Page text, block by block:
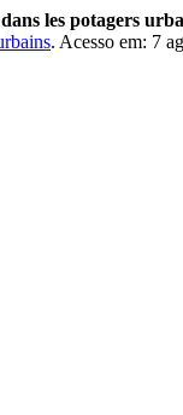
les potagers
. Acesso em: 7